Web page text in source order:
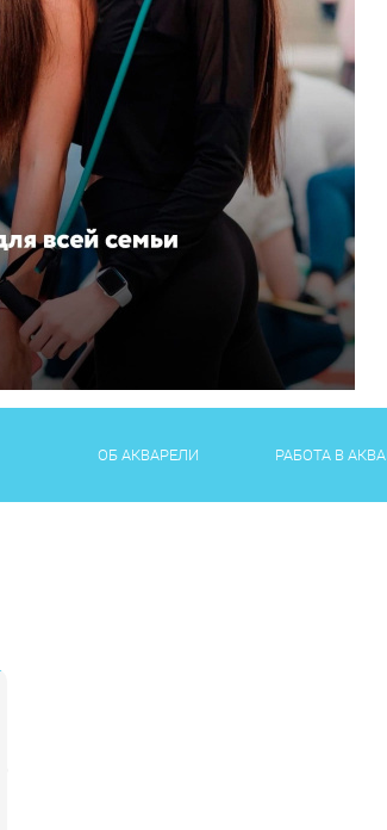
ОБ АКВАРЕЛИ РАБОТА В